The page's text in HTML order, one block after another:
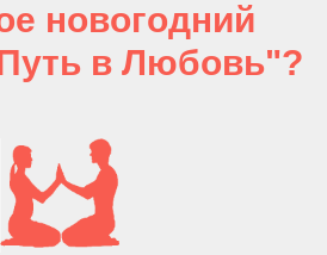
новогодний
в Любовь"?